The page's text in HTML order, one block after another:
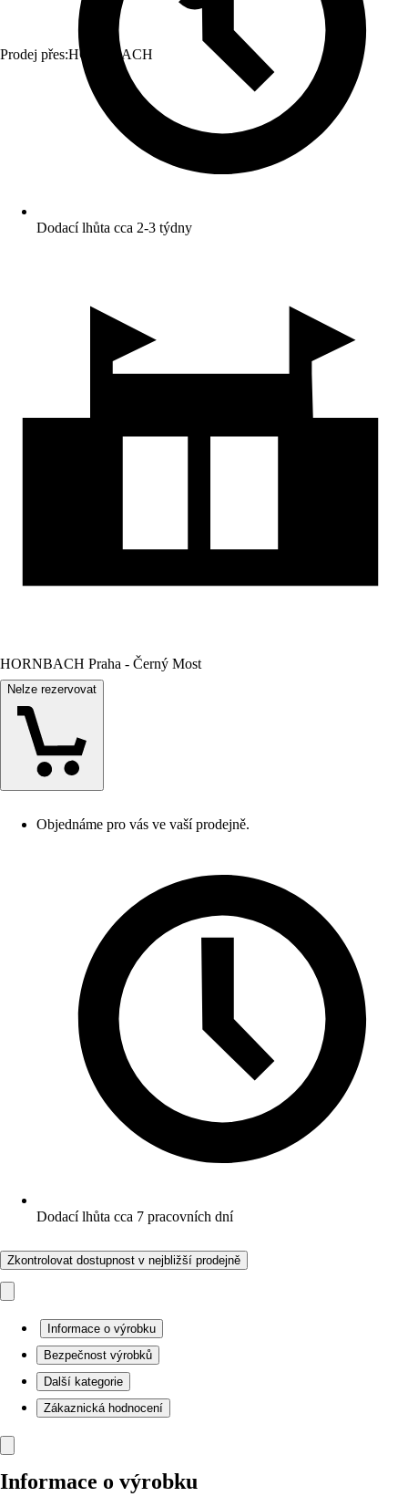
Prodej přes:HORNBACH
Dodací lhůta cca 2-3 týdny
HORNBACH Praha - Černý Most
Nelze rezervovat
Objednáme pro vás ve vaší prodejně.
Dodací lhůta cca 7 pracovních dní
Zkontrolovat dostupnost v nejbližší prodejně
Informace o výrobku
Bezpečnost výrobků
Další kategorie
Zákaznická hodnocení
Informace o výrobku